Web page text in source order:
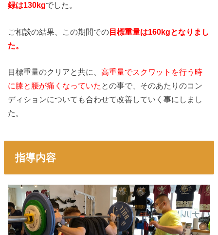
録は130kgでした。
ご相談の結果、この期間での目標重量は160kgとなりまし
た。
目標重量のクリアと共に、高重量でスクワットを行う時
に膝と腰が痛くなっていた との事で、そのあたりのコン
ディションについても合わせて改善していく事にしまし
た。
指導内容